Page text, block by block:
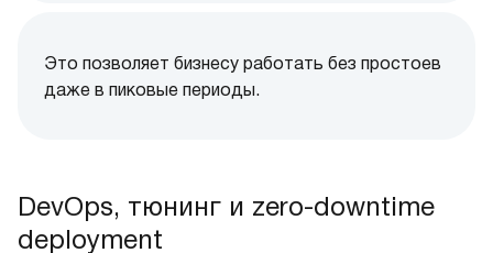
Это позволяет бизнесу работать без простоев
даже в пиковые периоды.
DevOps, тюнинг и zero-downtime
deployment